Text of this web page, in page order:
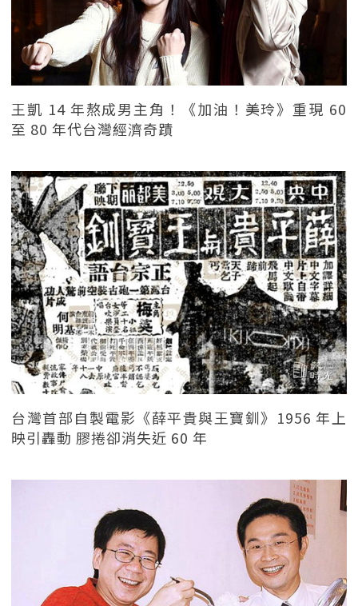
王凱 14 年熬成男主角！《加油！美玲》重現 60
至 80 年代台灣經濟奇蹟
台灣首部自製電影《薛平貴與王寶釧》1956 年上
映引轟動 膠捲卻消失近 60 年